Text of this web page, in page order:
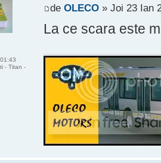
de OLECO» Joi 23 Ian
La ce scara este
- Titan -